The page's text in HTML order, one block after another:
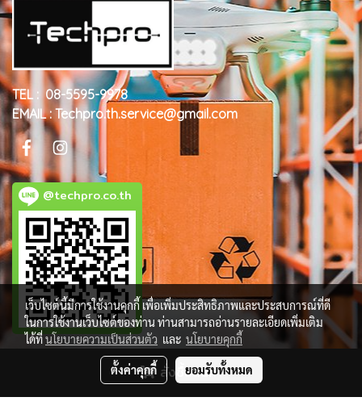
สั่งซื้อสินค้า
TEL : 08-5595-9978
EMAIL : Techpro.th.service@gmail.com
@techpro.co.th
© Copyright 2018 All Rights Reserved. MakeWebEasy.com
เว็บไซต์นี้มีการใช้งานคุกกี้ เพื่อเพิ่มประสิทธิภาพและประสบการณ์ที่ดี
ในการใช้งานเว็บไซต์ของท่าน ท่านสามารถอ่านรายละเอียดเพิ่มเติม
ได้ที่นโยบายความเป็นส่วนตัว และ นโยบายคุกกี้
ตั้งค่าคุกกี้ ยอมรับทั้งหมด